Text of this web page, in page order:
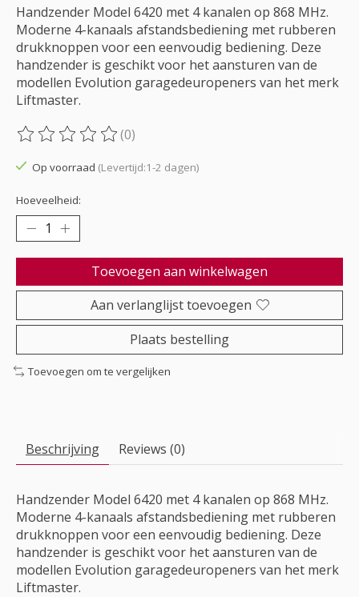
Handzender Model 6420 met 4 kanalen op 868 MHz.
Moderne 4-kanaals afstandsbediening met rubberen
drukknoppen voor een eenvoudig bediening. Deze
handzender is geschikt voor het aansturen van de
modellen Evolution garagedeuropeners van het merk
Liftmaster.
De beoordeling van dit product is
(0)
Op voorraad (Levertijd:1-2 dagen)
Hoeveelheid:
Toevoegen aan winkelwagen
Aan verlanglijst toevoegen
Plaats bestelling
Toevoegen om te vergelijken
Beschrijving Reviews (0)
Handzender Model 6420 met 4 kanalen op 868 MHz.
Moderne 4-kanaals afstandsbediening met rubberen
drukknoppen voor een eenvoudig bediening. Deze
handzender is geschikt voor het aansturen van de
modellen Evolution garagedeuropeners van het merk
Liftmaster.